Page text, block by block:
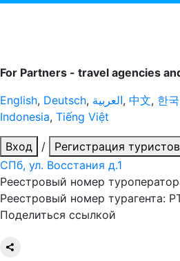
For Partners - travel agencies
English, Deutsch, العربية, 中文, 한
Indonesia, Tiếng Việt
Вход /
Регистрация туристов
СПб, ул. Восстания д.1
Реестровый номер
Реестровый номер турагента:
Поделиться ссылкой